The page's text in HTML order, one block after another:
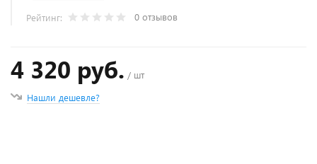
Рейтинг: 0 отзывов
4 320 руб. / шт
Нашли дешевле?